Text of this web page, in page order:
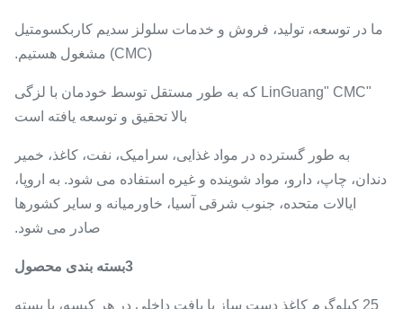
ما در توسعه، تولید، فروش و خدمات سلولز سدیم کاربکسومتیل
(CMC) مشغول هستیم.
"LinGuang" CMC که به طور مستقل توسط خودمان با لزگی
بالا تحقیق و توسعه یافته است
به طور گسترده در مواد غذایی، سرامیک، نفت، کاغذ، خمیر
دندان، چاپ، دارو، مواد شوینده و غیره استفاده می شود. به اروپا،
ایالات متحده، جنوب شرقی آسیا، خاورمیانه و سایر کشورها
صادر می شود.
3بسته بندی محصول
25 کیلوگرم کاغذ دست ساز با بافت داخلی در هر کیسه، یا بسته